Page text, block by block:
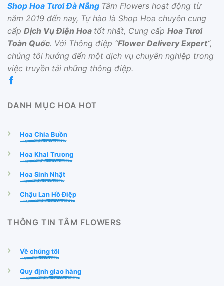
Shop Hoa Tươi Đà Nẵng Tâm Flowers hoạt động từ
năm 2019 đến nay, Tự hào là Shop Hoa chuyên cung
cấp Dịch Vụ Điện Hoa tốt nhất, Cung cấp Hoa Tươi
Toàn Quốc. Với Thông điệp “Flower Delivery Expert“,
chúng tôi hướng đến một dịch vụ chuyên nghiệp trong
việc truyền tải những thông điệp.
DANH MỤC HOA HOT
Hoa Chia Buồn
Hoa Khai Trương
Hoa Sinh Nhật
Chậu Lan Hồ Điệp
THÔNG TIN TÂM FLOWERS
Về chúng tôi
Quy định giao hàng